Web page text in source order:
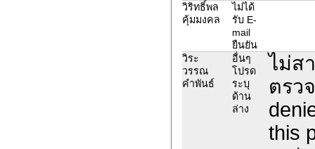
วิริทธิ์พล
คุ้มมงคล
ไม่ได้
รับ E-
mail
ยืนยัน
วิระ
วรรณ
คำพันธ์
อื่นๆ
โปรด
ระบุ
ด้าน
ล่าง
ไม่ส
ตรว
this